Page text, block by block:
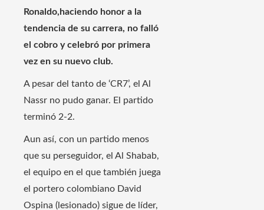
Ronaldo,haciendo honor a la
tendencia de su carrera, no falló
el cobro y celebró por primera
vez en su nuevo club.
A pesar del tanto de ‘CR7’, el Al
Nassr no pudo ganar. El partido
terminó 2-2.
Aun así, con un partido menos
que su perseguidor, el Al Shabab,
el equipo en el que también juega
el portero colombiano David
Ospina (lesionado) sigue de líder,